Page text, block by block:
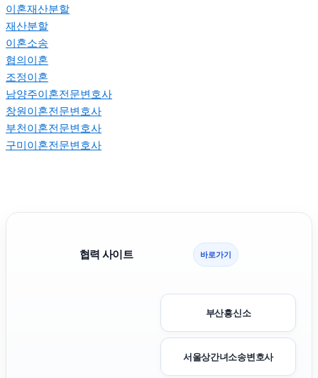
이혼재산분할
재산분할
이혼소송
협의이혼
조정이혼
남양주이혼전문변호사
창원이혼전문변호사
부천이혼전문변호사
구미이혼전문변호사
협력 사이트 바로가기
부산흥신소
서울상간녀소송변호사